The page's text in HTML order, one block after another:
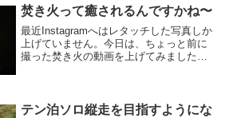
りません！手持ちのヘッドライトに被せ
て使うだけです...
焚き火って癒されるんですかね〜
最近Instagramへはレタッチした写真しか
上げていません。今日は、ちょっと前に
撮った焚き火の動画を上げてみました。
テン泊ソロ縦走を目指すようにな